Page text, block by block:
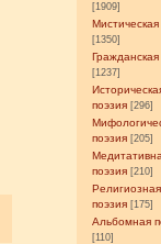
[1909]
Мистическая
[1350]
Гражданская
[1237]
поэзия [296]
поэзия [205]
поэзия [210]
Религиозная
поэзия [175]
Альбомная
[110]